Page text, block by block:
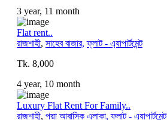
3 year, 11 month
Flat rent..
রাজশাহী, সাহেব বাজার, ফ্লাট - এ্যাপার্টমেন্ট
Tk. 8,000
4 year, 10 month
Luxury Flat Rent For Family..
রাজশাহী, পদ্মা আবাসিক এলাকা, ফ্লাট - এ্যাপার্টমেন্ট